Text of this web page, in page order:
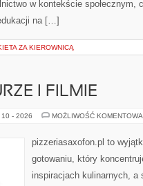
w kontekście społecznym,
na […]
ZA KIEROWNICĄ
I FILMIE
10 - 2026 MOŻLIWOŚĆ
pizzeriasaxofon.pl to
gotowaniu, który
inspiracjach kulinarnych, a